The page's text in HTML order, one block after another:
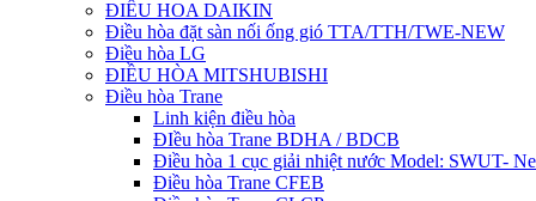
ĐIÊU HOA DAIKIN
Điều hòa đặt sàn nối ống gió TTA/TTH/TWE-NEW
Điều hòa LG
ĐIỀU HÒA MITSHUBISHI
Điều hòa Trane
Linh kiện điều hòa
ĐIều hòa Trane BDHA / BDCB
Điều hòa 1 cục giải nhiệt nước Model: SWUT-
Điều hòa Trane CFEB